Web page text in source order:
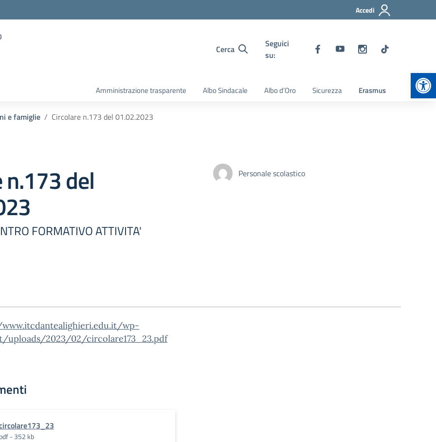
Accedi
Cerca
Seguici
su:
Amministrazione trasparente Albo Sindacale Albo d’Oro Sicurezza Erasmus
e famiglie Circolare n.173 del 01.02.2023
n.173 del
FORMATIVO ATTIVITA'
Personale scolastico
wp-
uploads/2023/02/circolare173_23.pdf
pdf - 352 kb